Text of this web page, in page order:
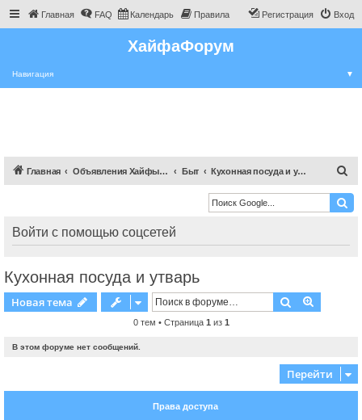
Главная FAQ Календарь Правила Вход
Регистрация
ХайфаФорум
Навигация ▼
Главная Объявления Хайфы и крайот Быт Кухонная посуда и утварь
и
к
Войти с помощью соцсетей
Кухонная посуда и утварь
Новая тема Поиск
0 тем • Страница 1 из 1
В этом форуме нет сообщений.
Перейти
Права доступа